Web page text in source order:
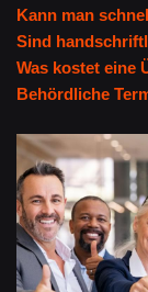
Kann man
Sind
Was kostet eine
Behördliche